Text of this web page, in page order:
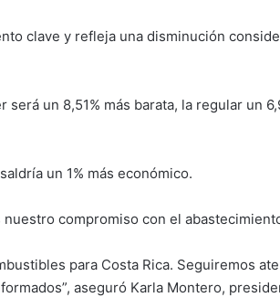
clave y refleja una disminución
será un 8,51% más barata, la regular un
un 1% más económico.
nuestro compromiso con el
para Costa Rica. Seguiremos
aseguró Karla Montero,